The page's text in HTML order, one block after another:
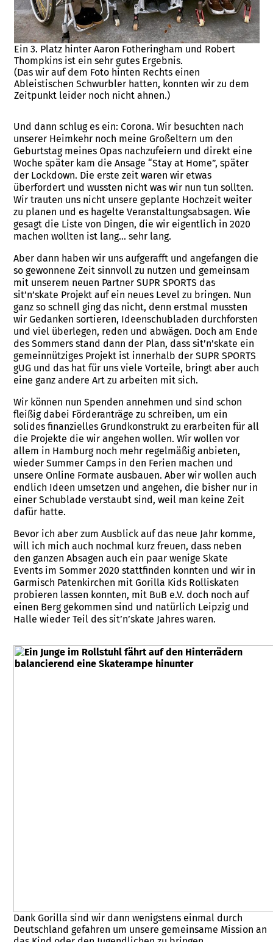
Ein 3. Platz hinter Aaron Fotheringham und Robert
Thompkins ist ein sehr gutes Ergebnis.
(Das wir auf dem Foto hinten Rechts einen
Ableistischen Schwurbler hatten, konnten wir zu dem
Zeitpunkt leider noch nicht ahnen.)
Und dann schlug es ein: Corona. Wir besuchten nach
unserer Heimkehr noch meine Großeltern um den
Geburtstag meines Opas nachzufeiern und direkt eine
Woche später kam die Ansage “Stay at Home”, später
der Lockdown. Die erste zeit waren wir etwas
überfordert und wussten nicht was wir nun tun sollten.
Wir trauten uns nicht unsere geplante Hochzeit weiter
zu planen und es hagelte Veranstaltungsabsagen. Wie
gesagt die Liste von Dingen, die wir eigentlich in 2020
machen wollten ist lang… sehr lang.
Aber dann haben wir uns aufgerafft und angefangen die
so gewonnene Zeit sinnvoll zu nutzen und gemeinsam
mit unserem neuen Partner SUPR SPORTS das
sit’n’skate Projekt auf ein neues Level zu bringen. Nun
ganz so schnell ging das nicht, denn erstmal mussten
wir Gedanken sortieren, Ideenschubladen durchforsten
und viel überlegen, reden und abwägen. Doch am Ende
des Sommers stand dann der Plan, dass sit’n’skate ein
gemeinnütziges Projekt ist innerhalb der SUPR SPORTS
gUG und das hat für uns viele Vorteile, bringt aber auch
eine ganz andere Art zu arbeiten mit sich.
Wir können nun Spenden annehmen und sind schon
fleißig dabei Förderanträge zu schreiben, um ein
solides finanzielles Grundkonstrukt zu erarbeiten für all
die Projekte die wir angehen wollen. Wir wollen vor
allem in Hamburg noch mehr regelmäßig anbieten,
wieder Summer Camps in den Ferien machen und
unsere Online Formate ausbauen. Aber wir wollen auch
endlich Ideen umsetzen und angehen, die bisher nur in
einer Schublade verstaubt sind, weil man keine Zeit
dafür hatte.
Bevor ich aber zum Ausblick auf das neue Jahr komme,
will ich mich auch nochmal kurz freuen, dass neben
den ganzen Absagen auch ein paar wenige Skate
Events im Sommer 2020 stattfinden konnten und wir in
Garmisch Patenkirchen mit Gorilla Kids Rolliskaten
probieren lassen konnten, mit BuB e.V. doch noch auf
einen Berg gekommen sind und natürlich Leipzig und
Halle wieder Teil des sit’n’skate Jahres waren.
Dank Gorilla sind wir dann wenigstens einmal durch
Deutschland gefahren um unsere gemeinsame Mission an